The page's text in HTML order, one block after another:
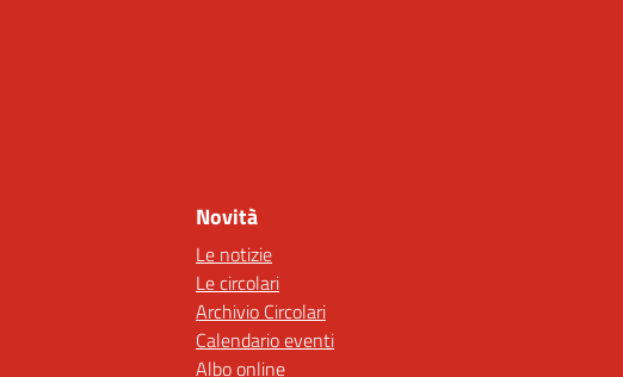
Novità
Le notizie
Le circolari
Archivio Circolari
Calendario eventi
Albo online